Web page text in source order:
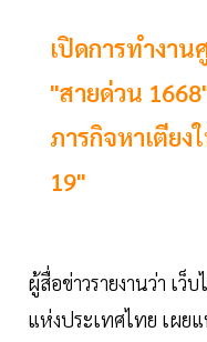
เปิดการทำงา
"สายด่วน
ภารกิจหาเตียง
19"
ผู้สื่อข่าวรายงานว่า เ
แห่งประเทศไทย เผยแ